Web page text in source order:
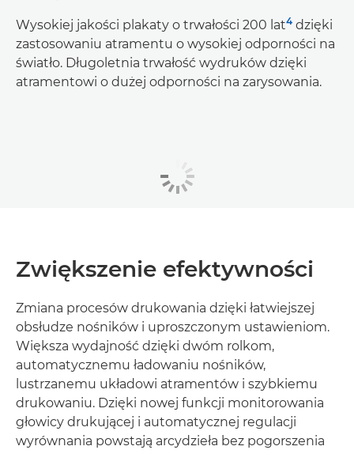
Wysokiej jakości plakaty o trwałości 200 lat4 dzięki
zastosowaniu atramentu o wysokiej odporności na
światło. Długoletnia trwałość wydruków dzięki
atramentowi o dużej odporności na zarysowania.
Zwiększenie efektywności
Zmiana procesów drukowania dzięki łatwiejszej
obsłudze nośników i uproszczonym ustawieniom.
Większa wydajność dzięki dwóm rolkom,
automatycznemu ładowaniu nośników,
lustrzanemu układowi atramentów i szybkiemu
drukowaniu. Dzięki nowej funkcji monitorowania
głowicy drukującej i automatycznej regulacji
wyrównania powstają arcydzieła bez pogorszenia